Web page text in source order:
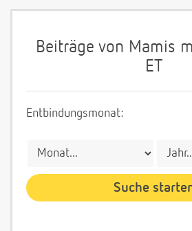
Beiträge von Mamis
ET
Entbindungsmonat: